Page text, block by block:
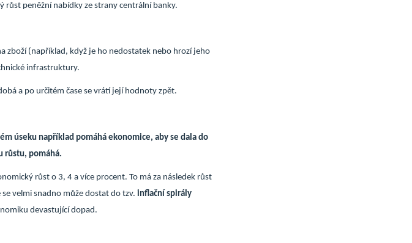
peněžní nabídky ze strany centrální banky.
zboží (například, když je ho nedostatek nebo hrozí jeho
infrastruktury.
a po určitém čase se vrátí její hodnoty zpět.
úseku například pomáhá ekonomice, aby se dala do
růstu, pomáhá.
růst o 3, 4 a více procent. To má za následek růst
velmi snadno může dostat do tzv. inflační spirály
devastující dopad.